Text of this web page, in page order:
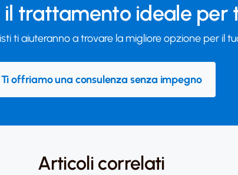
il trattamento ideale per
ti aiuteranno a trovare la migliore opzione per il
Ti offriamo una consulenza senza impegno
Articoli correlati